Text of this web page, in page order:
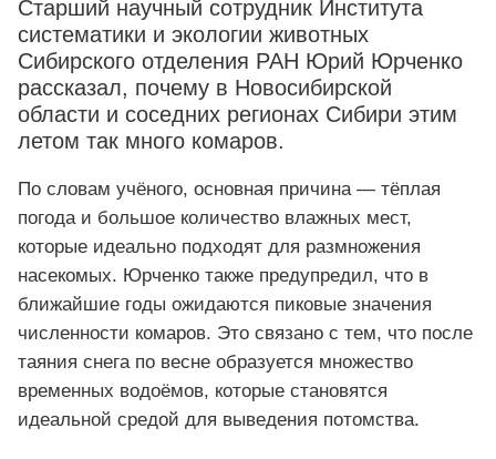
Старший научный сотрудник Института
систематики и экологии животных
Сибирского отделения РАН Юрий Юрченко
рассказал, почему в Новосибирской
области и соседних регионах Сибири этим
летом так много комаров.
По словам учёного, основная причина — тёплая
погода и большое количество влажных мест,
которые идеально подходят для размножения
насекомых. Юрченко также предупредил, что в
ближайшие годы ожидаются пиковые значения
численности комаров. Это связано с тем, что после
таяния снега по весне образуется множество
временных водоёмов, которые становятся
идеальной средой для выведения потомства.